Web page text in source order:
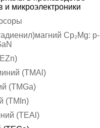
и микроэлектроники
Cp₂Mg: p-
(TMAl)
(TMGa)
(TMIn)
(TEAl)